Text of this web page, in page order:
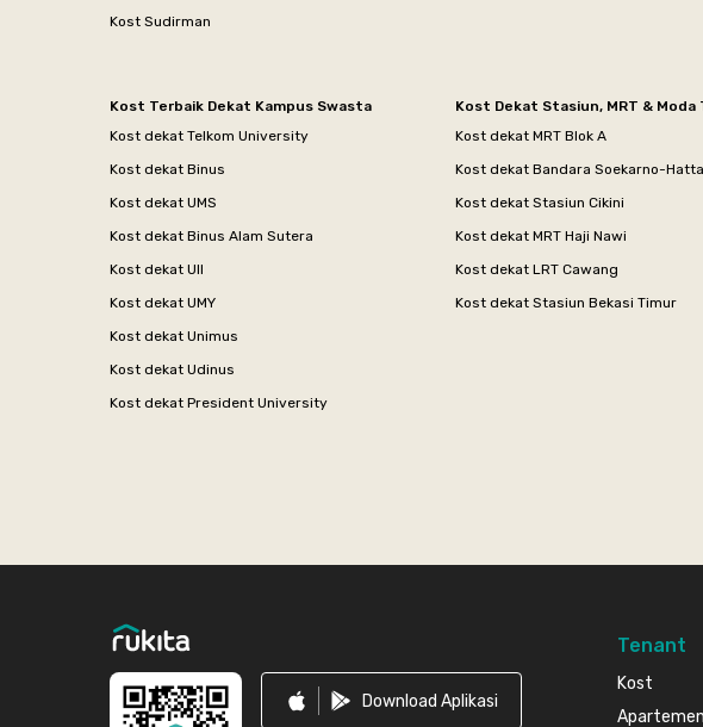
Kost Sudirman
Kost Terbaik Dekat Kampus Swasta
Kost dekat Telkom University
Kost dekat Binus
Kost dekat UMS
Kost dekat Binus Alam Sutera
Kost dekat UII
Kost dekat UMY
Kost dekat Unimus
Kost dekat Udinus
Kost dekat President University
Kost Dekat Stasiun, MRT &
Kost dekat MRT Blok A
Kost dekat Bandara Soekarno-Hatta
Kost dekat Stasiun Cikini
Kost dekat MRT Haji Nawi
Kost dekat LRT Cawang
Kost dekat Stasiun Bekasi Timur
Download Aplikasi
Tenant
Kost
Apartemen